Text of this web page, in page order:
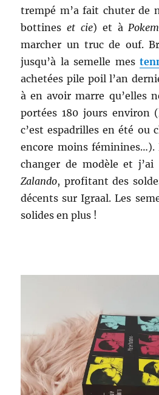
trempé m’a fait chuter de
bottineset cie) et à
marcher un truc de ouf.
jusqu’à la semelle mes
achetées pile poil l’an
à en avoir marre qu’elles
portées 180 jours environ
c’est espadrilles en été ou
encore moins féminines…).
changer de modèle et j’ai
Zalando, profitant des
décents sur Igraal. Les
solides en plus !